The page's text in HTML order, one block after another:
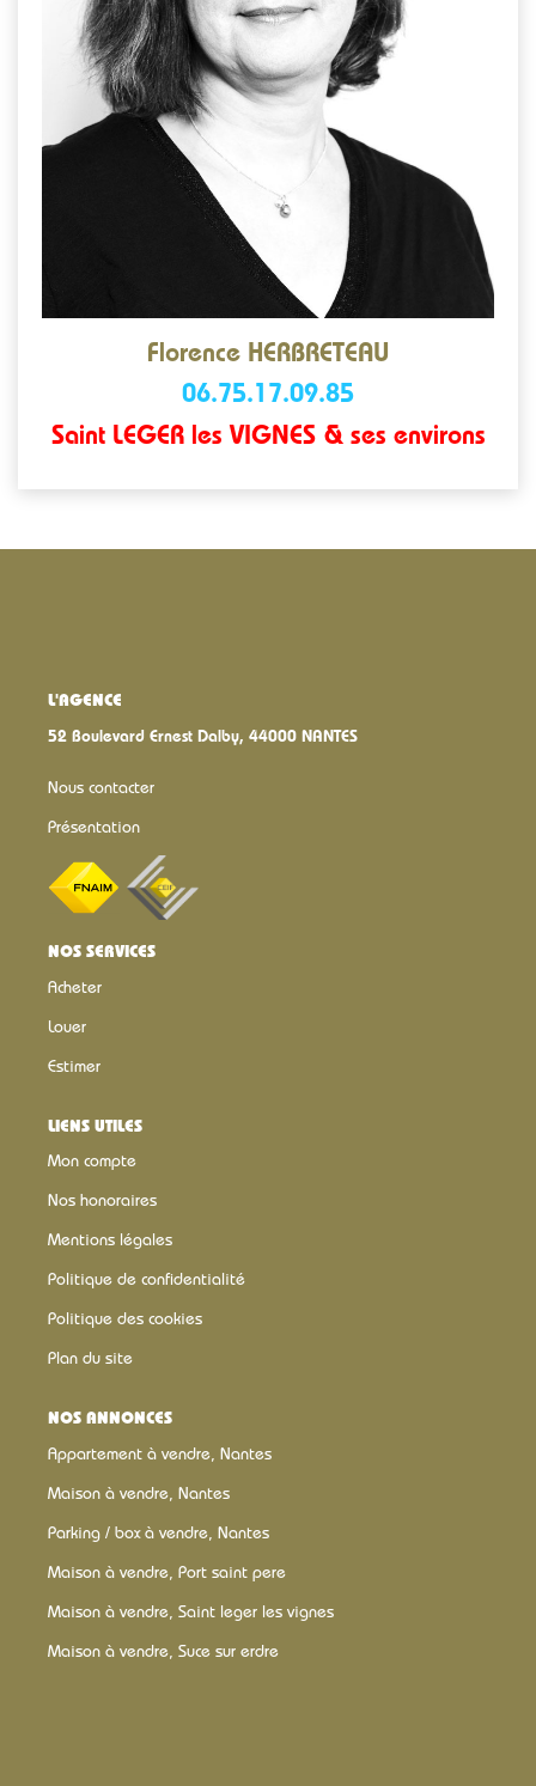
Florence HERBRETEAU
06.75.17.09.85
Saint LEGER les VIGNES & ses environs
L'AGENCE
52 Boulevard Ernest Dalby, 44000 NANTES
Nous contacter
Présentation
NOS SERVICES
Acheter
Louer
Estimer
LIENS UTILES
Mon compte
Nos honoraires
Mentions légales
Politique de confidentialité
Politique des cookies
Plan du site
NOS ANNONCES
Appartement à vendre, Nantes
Maison à vendre, Nantes
Parking / box à vendre, Nantes
Maison à vendre, Port saint pere
Maison à vendre, Saint leger les vignes
Maison à vendre, Suce sur erdre